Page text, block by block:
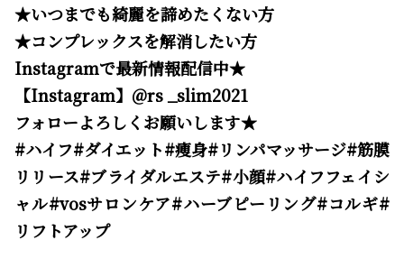
★いつまでも綺麗を諦めたくない方
★コンプレックスを解消したい方
Instagramで最新情報配信中★
【Instagram】@rs _slim2021
フォローよろしくお願いします★
#ハイフ#ダイエット#痩身#リンパマッサージ#筋膜
リリース#ブライダルエステ#小顔#ハイフフェイシ
ャル#vosサロンケア#ハーブピーリング#コルギ#
リフトアップ